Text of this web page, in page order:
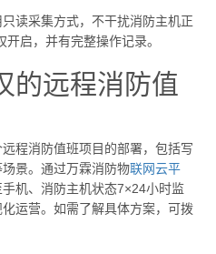
读采集方式，不干扰消防主机正
启，并有完整操作记录。
的远程消防值
程消防值班项目的部署，包括写
景。通过万霖消防物联网云平
机、消防主机状态7×24小时监
化运营。如需了解具体方案，可拨